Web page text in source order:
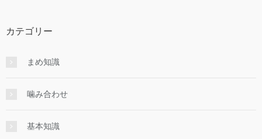
カテゴリー
まめ知識
噛み合わせ
基本知識